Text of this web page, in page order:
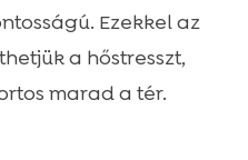
Ezekkel az
a hőstresszt,
marad a tér.